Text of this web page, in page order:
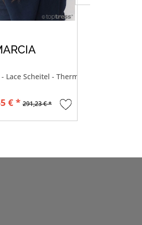
Lace Scheitel - Thermosilk®
€ * 291,23 € *